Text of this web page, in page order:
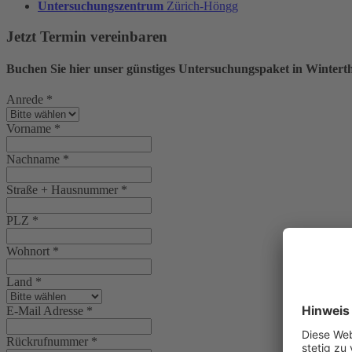
Untersuchungszentrum Zürich-Höngg
Jetzt Termin vereinbaren
Buchen Sie hier unser günstiges Untersuchungspaket in
Anrede *
Vorname *
Nachname *
Straße + Hausnummer *
PLZ *
Wohnort *
Land *
E-Mail Adresse *
Rückrufnummer *